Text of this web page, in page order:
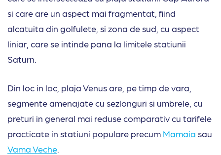
si care are un aspect mai fragmentat, fiind
alcatuita din golfulete, si zona de sud, cu aspect
liniar, care se intinde pana la limitele statiunii
Saturn.
Din loc in loc, plaja Venus are, pe timp de vara,
segmente amenajate cu sezlonguri si umbrele, cu
preturi in general mai reduse comparativ cu tarifele
practicate in statiuni populare precum Mamaia sau
Vama Veche